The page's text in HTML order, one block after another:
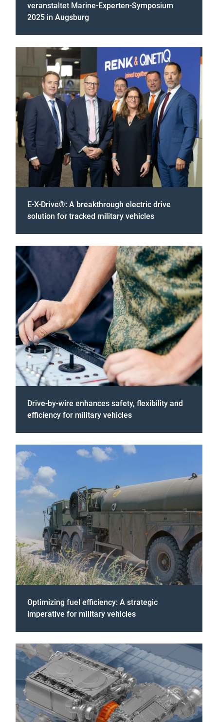
veranstaltet Marine-Experten-Symposium
2025 in Augsburg
E-X-Drive®: A breakthrough electric drive
solution for tracked military vehicles
Drive-by-wire enhances safety, flexibility and
efficiency for military vehicles
Optimizing fuel efficiency: A strategic
imperative for military vehicles